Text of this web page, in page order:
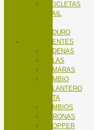
BICICLETAS
TRAIL
ENDURO
COMPONENTES
CADENAS
CALAS
CÁMARAS
CAMBIO
DELANTERO
RUTA
CAMBIOS
CORONAS
DROPPER